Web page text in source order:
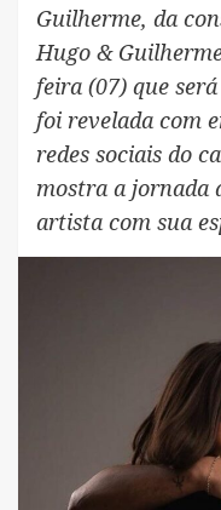
Guilherme, da
Hugo &
feira (07) que
foi revelada com
redes sociais do
mostra a jornada
artista com sua